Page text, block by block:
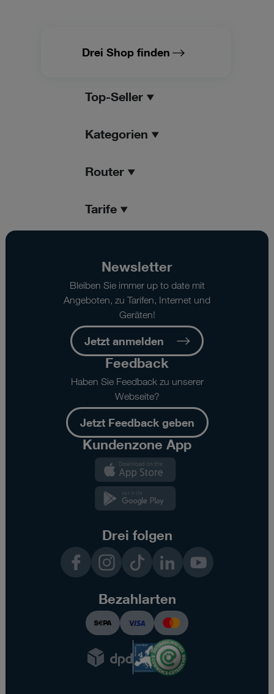
Drei Shop finden
Top-Seller
Kategorien
Router
Tarife
Newsletter
Bleiben Sie immer up to date mit
Angeboten, zu Tarifen, Internet und
Geräten!
Jetzt anmelden
Feedback
Haben Sie Feedback zu unserer
Webseite?
Jetzt Feedback geben
Kundenzone App
Drei folgen
InstagramTikTok LinkedInYouTube
Bezahlarten